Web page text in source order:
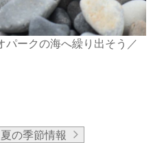
ークの海へ繰り出そう／
夏の季節情報